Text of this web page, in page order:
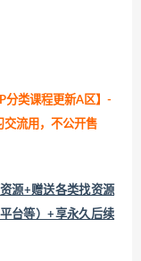
分类课程更新A区】-
交流用，不公开售
源+赠送各类找资源
台等）+享永久后续